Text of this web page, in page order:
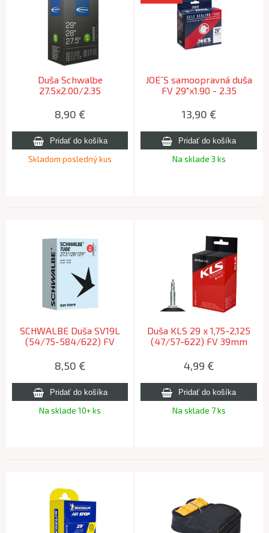
Duša Schwalbe
27.5x2.00/2.35
584/635) 220g /Vel:27,5
8,90 €
Skladom posledný kus
JOE´S samoopravná duša
FV 29"x1.90 - 2.35
13,90 €
Na sklade 3 ks
SCHWALBE Duša SV19L
(54/75-584/622) FV
8,50 €
Na sklade 10+ ks
Duša KLS 29 x 1,75-2,125
(47/57-622) FV 39mm
4,99 €
Na sklade 7 ks